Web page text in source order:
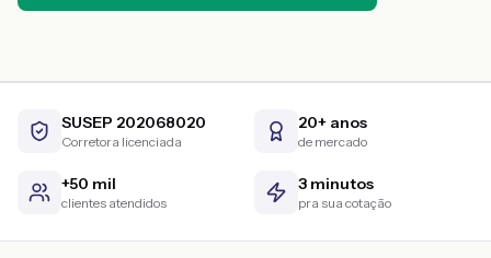
SUSEP 202068020
Corretora licenciada
20+ anos
de mercado
+50 mil
clientes atendidos
3 minutos
pra sua cotação